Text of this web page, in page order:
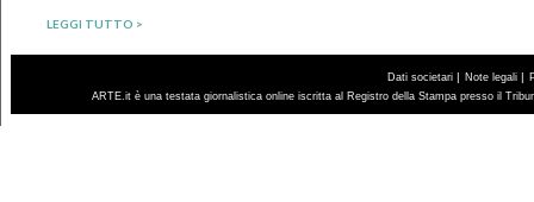
LEGGI TUTTO >
Dati societari | Note legali |
ARTE.it è una testata giornalistica online iscritta al Registro della Stampa presso il